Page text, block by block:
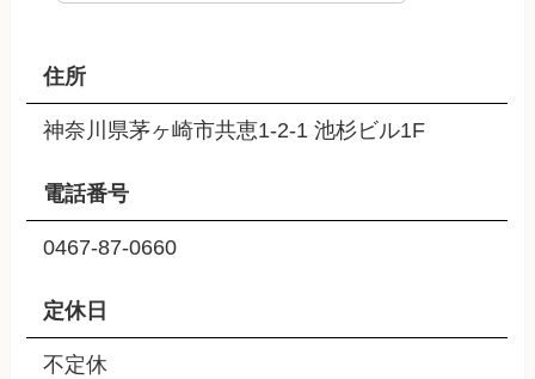
住所
神奈川県茅ヶ崎市共恵1-2-1 池杉ビル1F
電話番号
0467-87-0660
定休日
不定休